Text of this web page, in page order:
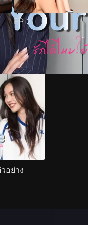
EP2
แนะนำ รายละเอียด
อย่าง